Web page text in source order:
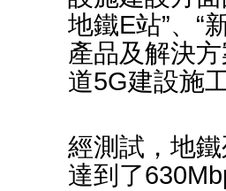
地鐵E站”、“
產品及解決
道5G建設施
經測試，地
達到了